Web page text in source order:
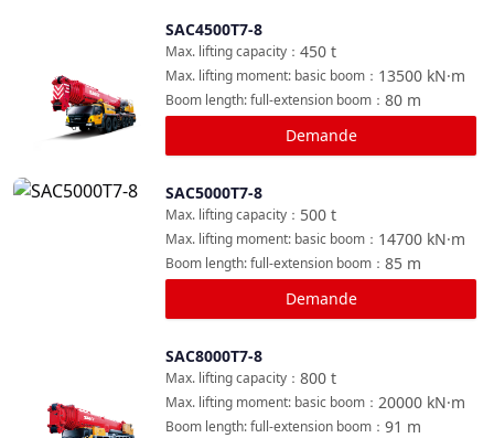
SAC4500T7-8
450 t
Max. lifting capacity ：
13500 kN·m
Max. lifting moment: basic boom ：
80 m
Boom length: full-extension boom ：
Demande
Comparer
SAC5000T7-8
500 t
Max. lifting capacity ：
14700 kN·m
Max. lifting moment: basic boom ：
85 m
Boom length: full-extension boom ：
Demande
SAC8000T7-8
800 t
Max. lifting capacity ：
20000 kN·m
Max. lifting moment: basic boom ：
91 m
Boom length: full-extension boom ：